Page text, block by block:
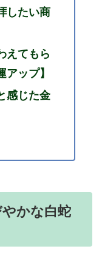
したい商
えてもら
ップ】
感じた金
かな白蛇